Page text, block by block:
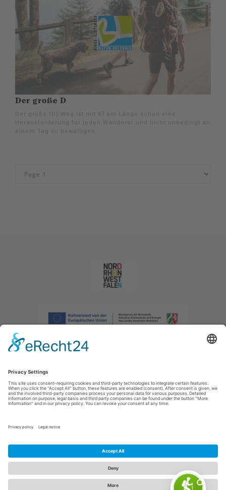
Der große D
Der große (D)-Weg ist mit 67 km Länge schon eine
Herausforderung für jeden Wanderer und nicht unbedingt an
einem Tag zu bewältigen.
Afdruk |Privacybeleid|Verklaring van toegankelijkheid
E: info@sauerland.com
Cookie-Einstellungen